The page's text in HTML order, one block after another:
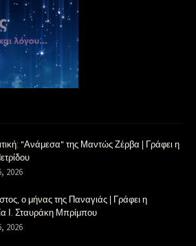
"Ανάμεσα" της Μαντώς Ζέρβα | Γράφει η
2026
ο μήνας της Παναγιάς | Γράφει η
Ι. Σταυράκη Μπρίμπου
2026